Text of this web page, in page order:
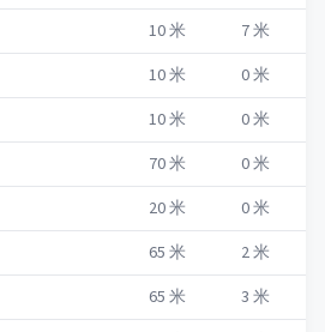
10米 7米
10米 0米
10米 0米
70米 0米
20米 0米
65 米 2米
65 米 3 米